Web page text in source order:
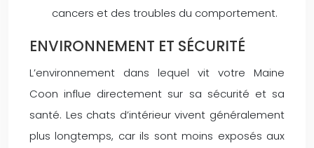
cancers et des troubles du comportement.
ENVIRONNEMENT ET SÉCURITÉ
L’environnement dans lequel vit votre Maine
Coon influe directement sur sa sécurité et sa
santé. Les chats d’intérieur vivent généralement
plus longtemps, car ils sont moins exposés aux